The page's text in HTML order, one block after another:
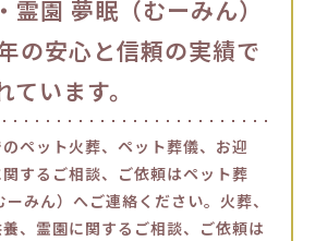
霊園 夢眠（むーみん）
の安心と信頼の実績で
います。
ペット火葬、ペット葬儀、お迎
するご相談、ご依頼はペット葬
みん）へご連絡ください。火葬、
、霊園に関するご相談、ご依頼は